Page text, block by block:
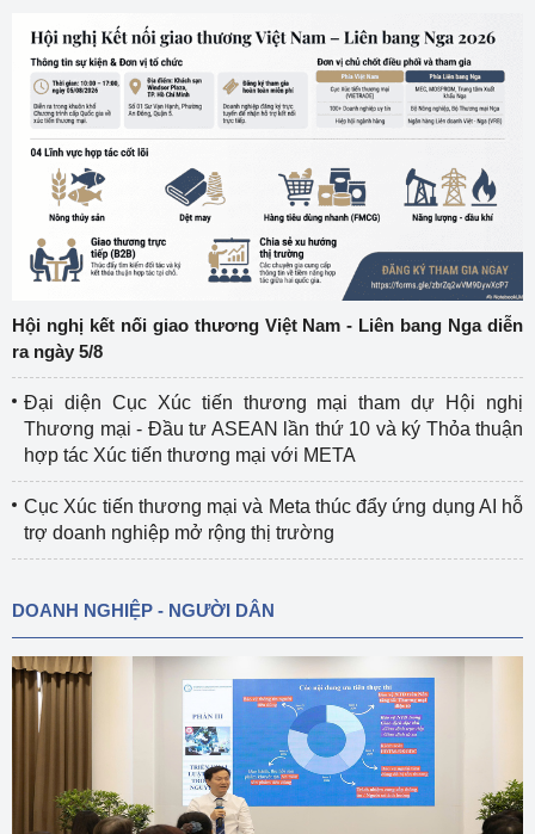
Hội nghị kết nối giao thương Việt Nam - Liên bang Nga diễn
ra ngày 5/8
Đại diện Cục Xúc tiến thương mại tham dự Hội nghị
Thương mại - Đầu tư ASEAN lần thứ 10 và ký Thỏa thuận
hợp tác Xúc tiến thương mại với META
Cục Xúc tiến thương mại và Meta thúc đẩy ứng dụng AI hỗ
trợ doanh nghiệp mở rộng thị trường
DOANH NGHIỆP - NGƯỜI DÂN